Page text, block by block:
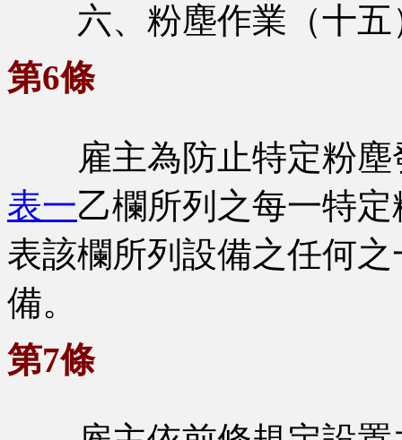
六、粉塵作業（十五
第6條
雇主為防止特定粉塵
表一乙欄所列之每一特
表該欄所列設備之任何
備。
第7條